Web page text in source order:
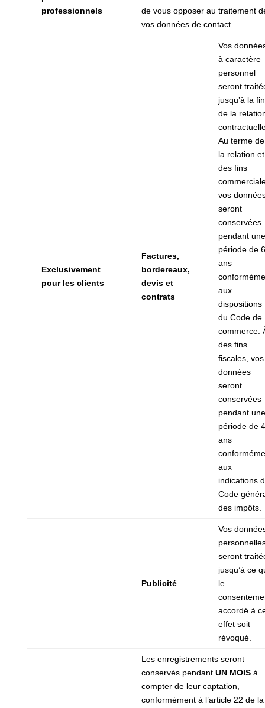
professionnels
de vous opposer au traitement
vos données de contact.
Exclusivement
pour les clients
Factures,
bordereaux,
devis et
contrats
Vos
à caractère
personnel
seront
jusqu’à la fin
de la
Au terme de
la relation
des fins
vos
seront
conservées
pendant une
période de 6
ans
aux
dispositions
du Code de
commerce.
des fins
fiscales, vos
données
seront
conservées
pendant une
période de 4
ans
aux
indications
Code
des impôts.
Publicité
Vos
seront
jusqu’à ce
le
accordé à
effet soit
révoqué.
Les enregistrements seront
conservés pendant UN MOIS à
compter de leur captation,
conformément à l’article 22 de la